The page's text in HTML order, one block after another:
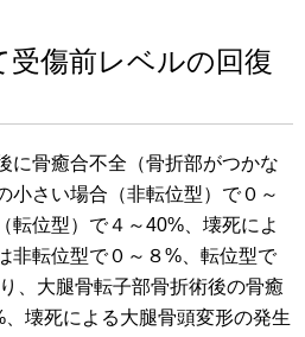
傷前レベルの回復
に骨癒合不全（骨折部がつかな
小さい場合（非転位型）で０～
転位型）で４～40%、壊死によ
非転位型で０～８%、転位型で
、大腿骨転子部骨折術後の骨癒
壊死による大腿骨頭変形の発生